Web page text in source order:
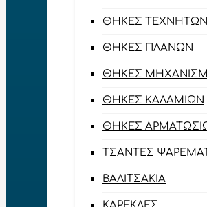
ΘΉΚΕΣ ΤΕΧΝΗΤΏΝ
ΘΉΚΕΣ ΠΛΆΝΩΝ
ΘΉΚΕΣ
ΘΉΚΕΣ ΚΑΛΑΜΙΏΝ
ΘΉΚΕΣ
ΤΣΆΝΤΕΣ
ΒΑΛΙΤΣΆΚΙΑ